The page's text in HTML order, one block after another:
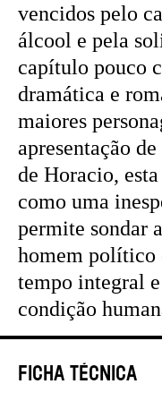
Ficha Técnica
vencidos pelo
álcool e pela
capítulo pouco
dramática e
maiores
apresentação
de Horacio,
como uma
permite sondar
homem político
tempo integral
condição